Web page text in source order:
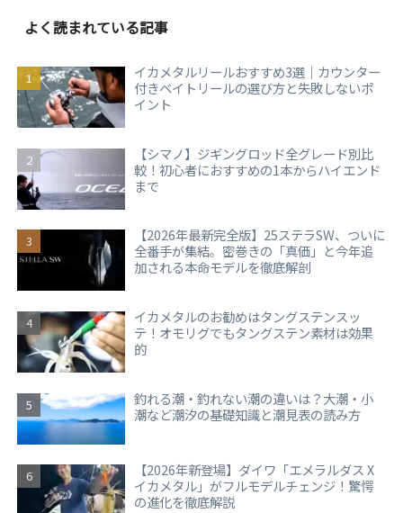
よく読まれている記事
イカメタルリールおすすめ3選｜カウンター
付きベイトリールの選び方と失敗しないポ
イント
【シマノ】ジギングロッド全グレード別比
較！初心者におすすめの1本からハイエンド
まで
【2026年最新完全版】25ステラSW、ついに
全番手が集結。密巻きの「真価」と今年追
加される本命モデルを徹底解剖
イカメタルのお勧めはタングステンスッ
テ！オモリグでもタングステン素材は効果
的
釣れる潮・釣れない潮の違いは？大潮・小
潮など潮汐の基礎知識と潮見表の読み方
【2026年新登場】ダイワ「エメラルダス X
イカメタル」がフルモデルチェンジ！驚愕
の進化を徹底解説